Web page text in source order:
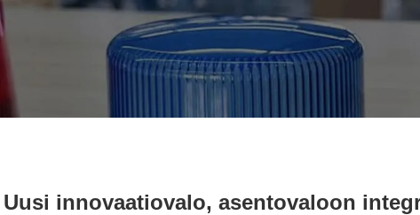
Uusi innovaatiovalo, asentovaloon